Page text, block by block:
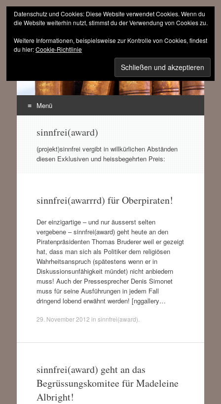
sinnfrei.ch
Menü
springen
sinnfrei(award)
(projekt)sinnfrei vergibt in willkürlichen Abständen
diesen Exklusiven und heissbegehrten Preis:
sinnfrei(awarrrd) für Oberpiraten!
Der einzigartige – und nur äusserst selten
vergebene – sinnfrei(award) geht heute an den
Piratenpräsidenten Thomas Bruderer weil er gezeigt
hat, dass man sich als Politiker dem religiösen
Wahrheitsanspruch (spätestens wenn er in
Diskussionsunfähigkeit mündet) nicht anbiedern
muss! Auch der Pressesprecher Denis Simonet
muss für seine Ausführungen in jedem Fall
dringend lobend erwähnt werden! [nggallery…
29. November 2012 in sinnfrei(award)
sinnfrei(award) geht an das
Begrüssungskomitee für Madeleine
Albright!
Datenschutz und Cookies: Diese Website verwendet Cookies. Wenn du
die Website weiterhin nutzt, stimmst du der Verwendung von Cookies zu.
Weitere Informationen, beispielsweise zur Kontrolle von Cookies, findest
du hier:Cookie-Richtlinie